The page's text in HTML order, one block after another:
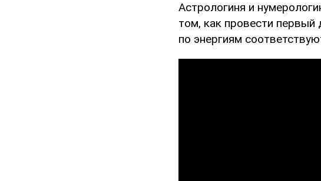
Астрологиня и
том, как провести первый
по энергиям